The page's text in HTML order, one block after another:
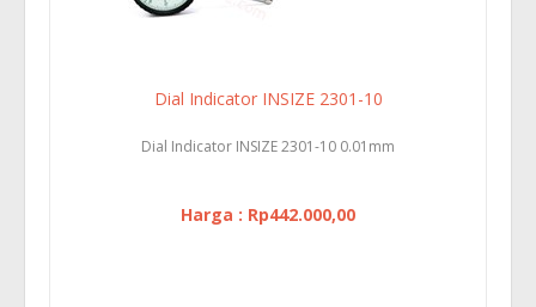
Dial Indicator INSIZE 2301-10
Dial Indicator INSIZE 2301-10 0.01mm
Harga : Rp442.000,00